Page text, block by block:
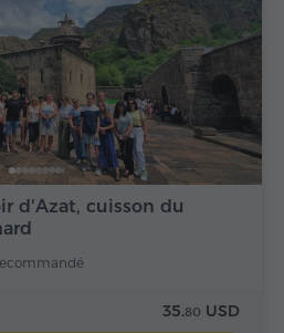
d'Azat, cuisson du
35.80 USD